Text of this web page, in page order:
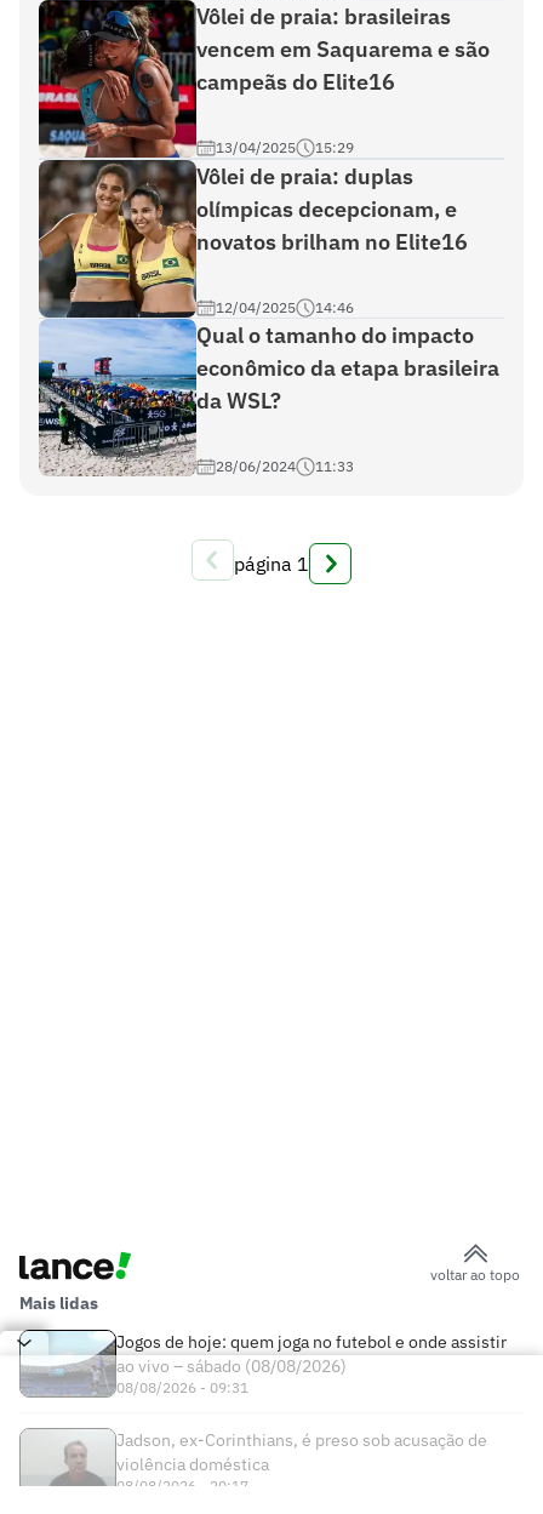
Vôlei de praia: brasileiras
vencem em Saquarema e são
campeãs do Elite16
13/04/2025 15:29
Vôlei de praia: duplas
olímpicas decepcionam, e
novatos brilham no Elite16
12/04/2025 14:46
Qual o tamanho do impacto
econômico da etapa brasileira
da WSL?
28/06/2024 11:33
página 1
voltar ao topo
Mais lidas
Jogos de hoje: quem joga no futebol e onde assistir
ao vivo – sábado (08/08/2026)
08/08/2026 - 09:31
Jadson, ex-Corinthians, é preso sob acusação de
violência doméstica
08/08/2026 - 20:17